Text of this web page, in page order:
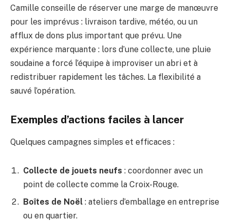
Camille conseille de réserver une marge de manœuvre
pour les imprévus : livraison tardive, météo, ou un
afflux de dons plus important que prévu. Une
expérience marquante : lors d’une collecte, une pluie
soudaine a forcé l’équipe à improviser un abri et à
redistribuer rapidement les tâches. La flexibilité a
sauvé l’opération.
Exemples d’actions faciles à lancer
Quelques campagnes simples et efficaces :
Collecte de jouets neufs : coordonner avec un
point de collecte comme la Croix-Rouge.
Boîtes de Noël : ateliers d’emballage en entreprise
ou en quartier.